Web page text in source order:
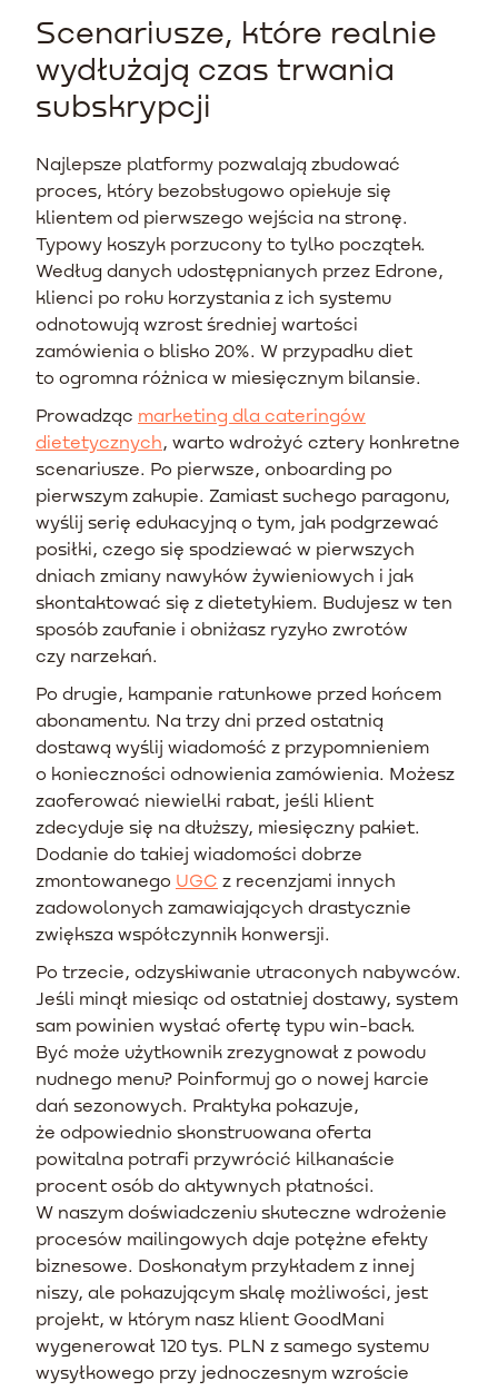
Scenariusze, które realnie
wydłużają czas trwania
subskrypcji
Najlepsze platformy pozwalają zbudować
proces, który bezobsługowo opiekuje się
klientem od pierwszego wejścia na stronę.
Typowy koszyk porzucony to tylko początek.
Według danych udostępnianych przez Edrone,
klienci po roku korzystania z ich systemu
odnotowują wzrost średniej wartości
zamówienia o blisko 20%. W przypadku diet
to ogromna różnica w miesięcznym bilansie.
Prowadząc marketing dla cateringów
dietetycznych , warto wdrożyć cztery konkretne
scenariusze. Po pierwsze, onboarding po
pierwszym zakupie. Zamiast suchego paragonu,
wyślij serię edukacyjną o tym, jak podgrzewać
posiłki, czego się spodziewać w pierwszych
dniach zmiany nawyków żywieniowych i jak
skontaktować się z dietetykiem. Budujesz w ten
sposób zaufanie i obniżasz ryzyko zwrotów
czy narzekań.
Po drugie, kampanie ratunkowe przed końcem
abonamentu. Na trzy dni przed ostatnią
dostawą wyślij wiadomość z przypomnieniem
o konieczności odnowienia zamówienia. Możesz
zaoferować niewielki rabat, jeśli klient
zdecyduje się na dłuższy, miesięczny pakiet.
Dodanie do takiej wiadomości dobrze
zmontowanego UGC z recenzjami innych
zadowolonych zamawiających drastycznie
zwiększa współczynnik konwersji.
Po trzecie, odzyskiwanie utraconych nabywców.
Jeśli minął miesiąc od ostatniej dostawy, system
sam powinien wysłać ofertę typu win-back.
Być może użytkownik zrezygnował z powodu
nudnego menu? Poinformuj go o nowej karcie
dań sezonowych. Praktyka pokazuje,
że odpowiednio skonstruowana oferta
powitalna potrafi przywrócić kilkanaście
procent osób do aktywnych płatności.
W naszym doświadczeniu skuteczne wdrożenie
procesów mailingowych daje potężne efekty
biznesowe. Doskonałym przykładem z innej
niszy, ale pokazującym skalę możliwości, jest
projekt, w którym nasz klient GoodMani
wygenerował 120 tys. PLN z samego systemu
wysyłkowego przy jednoczesnym wzroście